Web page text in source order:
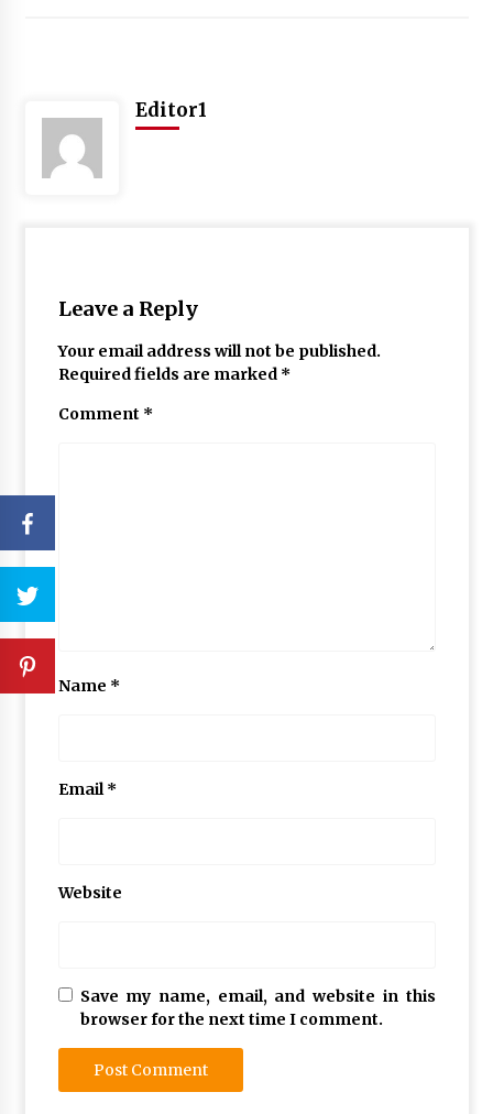
Editor1
Leave a Reply
Your email address will not be published.
Required fields are marked *
Comment *
Name *
Email*
Website
Save my name, email, and website in this
browser for the next time I comment.